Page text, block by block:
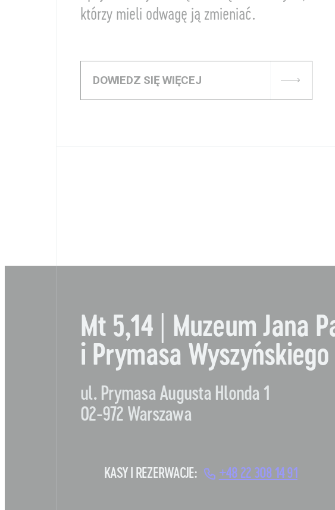
którzy mieli odwagę ją zmieniać.
DOWIEDZ SIĘ WIĘCEJ
Mt 5,14 | Muzeum Jana
i Prymasa Wyszyńskiego
ul. Prymasa Augusta Hlonda 1
02-972 Warszawa
KASY I REZERWACJE: +48 22 308 14 91